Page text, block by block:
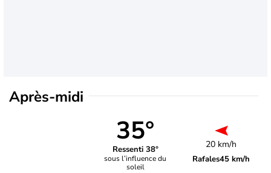
Après-midi
35°
Ressenti 38°
sous l’influence du
soleil
20 km/h
Rafales45 km/h